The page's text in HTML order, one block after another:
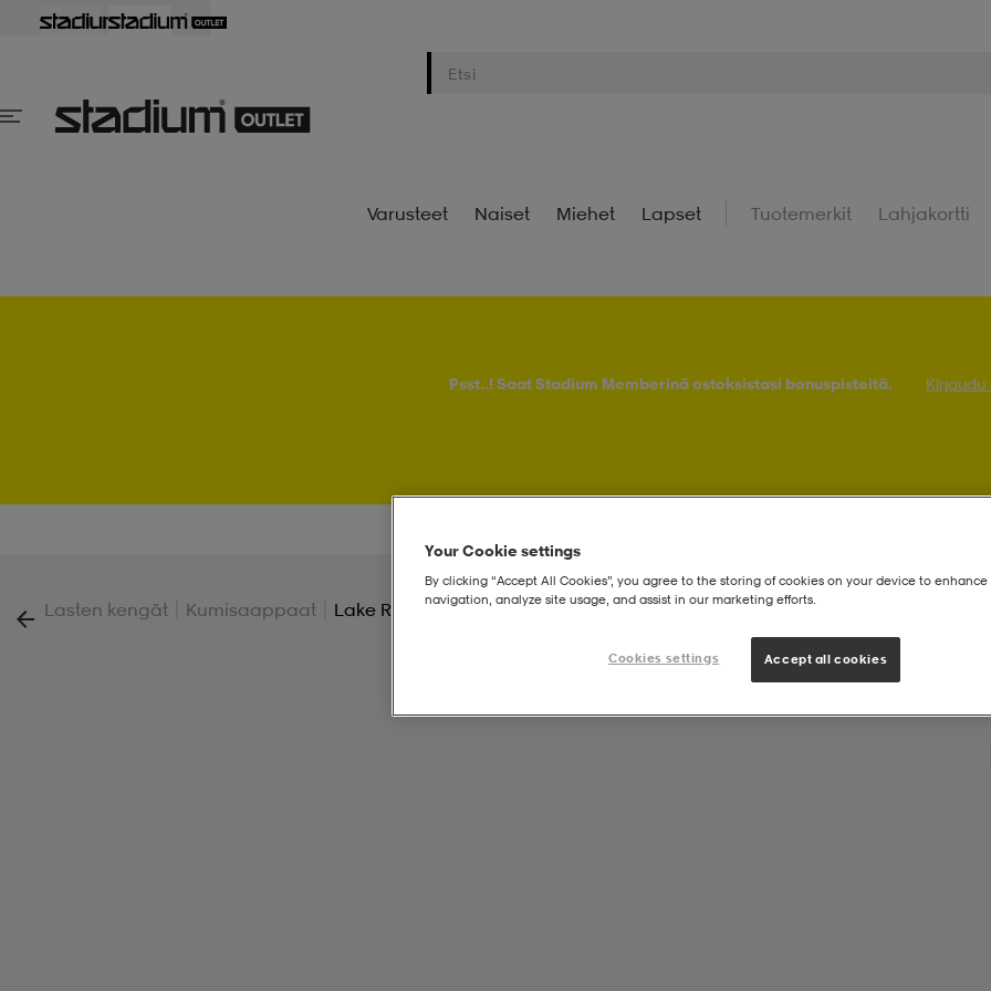
Varusteet Naiset Miehet Lapset Tuotemerkit Lahjakortti
Psst..! Saat Stadium Memberinä ostoksistasi bonuspisteitä. Kirjaudu
Lasten kengät Kumisaappaat Lake Rb 2 Jr
Your Cookie settings
By clicking “Accept All Cookies”, you agree to the storing of cookies on your device to enhance
navigation, analyze site usage, and assist in our marketing efforts.
Cookies settings Accept all cookies